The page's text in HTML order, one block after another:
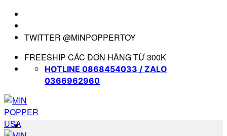
TWITTER @MINPOPPERTOY
FREESHIP CÁC ĐƠN HÀNG TỪ 300K
HOTLINE 0868454033 / ZALO
0366962960